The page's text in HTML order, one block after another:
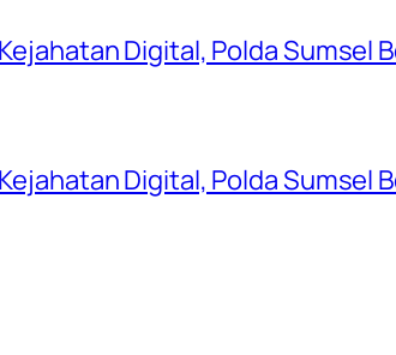
Digital, Polda Sumsel
Digital, Polda Sumsel